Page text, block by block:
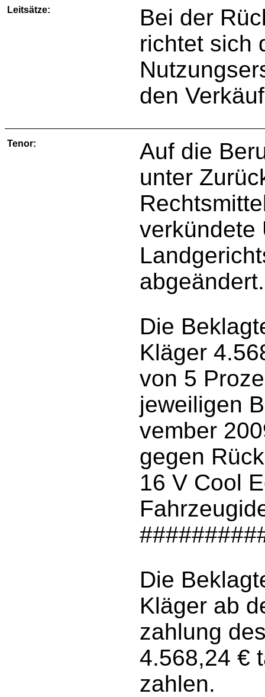
Leitsätze:
Bei der
richtet sich
den
Tenor:
Auf die
unter
verkündete
abgeändert.
Die
Kläger
von 5
jeweiligen
vember
gegen
16 V Cool
Die
Kläger ab
zahlung
4.568,24 €
zahlen.